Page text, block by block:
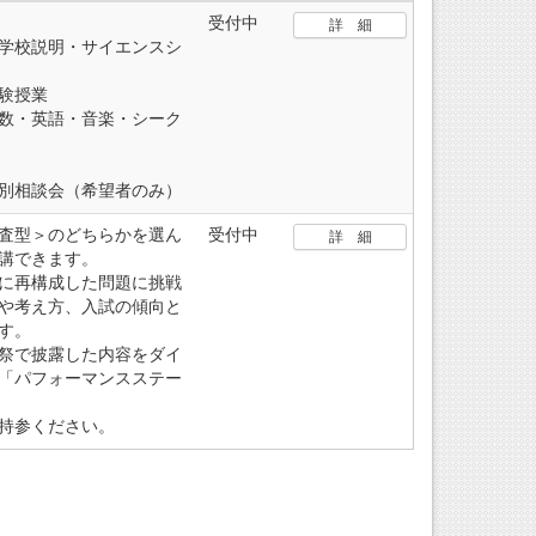
校説明・サイエンスシ
授業
・音楽・シーク
談会（希望者のみ）
受付中 詳 細
型＞のどちらかを選ん
できます。
再構成した問題に挑戦
考え方、入試の傾向と
。
で披露した内容をダイ
パフォーマンスステー
参ください。
受付中 詳 細